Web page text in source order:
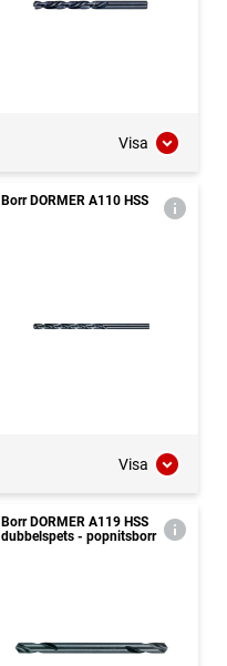
Visa
Borr DORMER A110 HSS
Visa
Borr DORMER A119 HSS
dubbelspets - popnitsborr